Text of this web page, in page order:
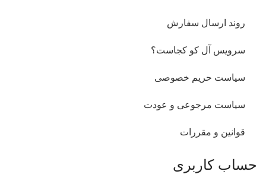
روند ارسال سفارش
سرویس آل کو کجاست؟
سیاست حریم خصوصی
سیاست مرجوعی و عودت
قوانین و مقررات
حساب کاربری